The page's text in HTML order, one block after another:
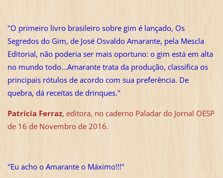
"O primeiro livro brasileiro sobre gim é lançado, Os
Segredos do Gim, de José Osvaldo Amarante, pela Mescla
Editorial, não poderia ser mais oportuno: o gim está em alta
no mundo todo...Amarante trata da produção, classifica os
principais rótulos de acordo com sua preferência. De
quebra, dá receitas de drinques."
Patrícia Ferraz, editora, no caderno Paladar do Jornal OESP
de 16 de Novembro de 2016.
"Eu acho o Amarante o Máximo!!!"